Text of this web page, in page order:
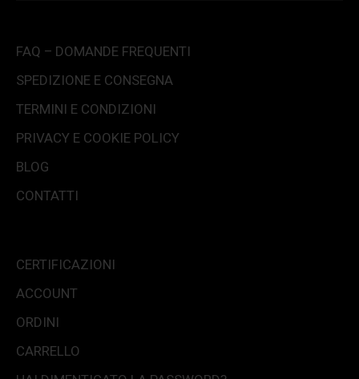
FAQ – DOMANDE FREQUENTI
SPEDIZIONE E CONSEGNA
TERMINI E CONDIZIONI
PRIVACY E COOKIE POLICY
BLOG
CONTATTI
CERTIFICAZIONI
ACCOUNT
ORDINI
CARRELLO